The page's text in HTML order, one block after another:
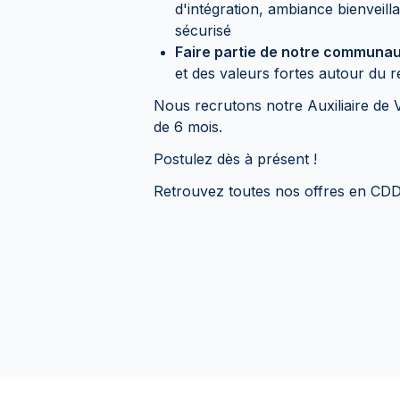
d'intégration, ambiance
sécurisé
Faire partie de notre
et des valeurs fortes autour du
Nous recrutons notre Auxiliaire de
de 6 mois.
Postulez dès à présent !
Retrouvez toutes nos offres en